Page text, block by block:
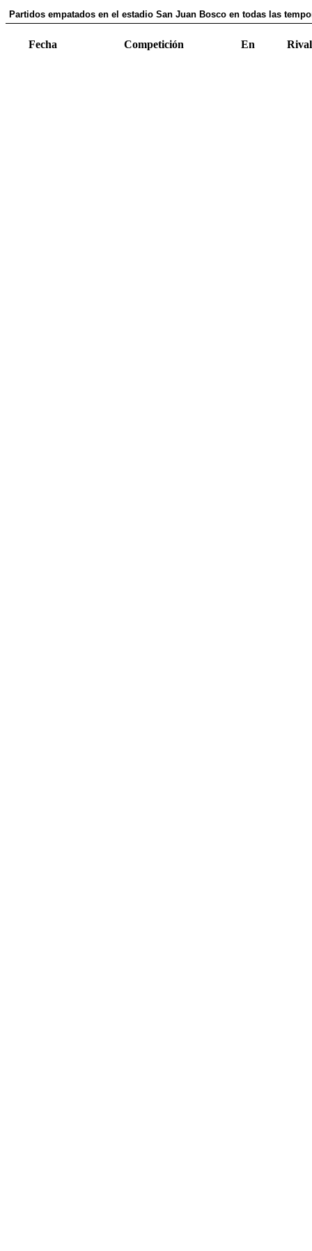
Partidos empatados en el estadio San Juan Bosco en todas las
Fecha Competición En Rival